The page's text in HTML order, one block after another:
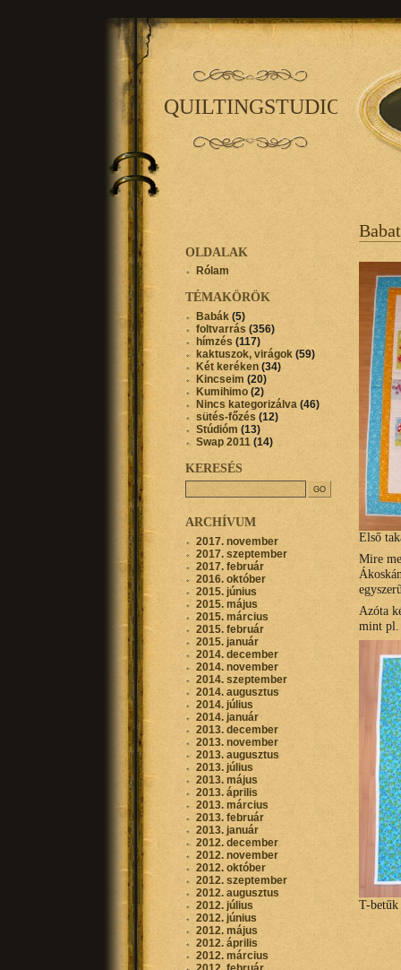
QUILTINGSTUDIO
Első
Mire
Azóta
mint pl.
T-betűk
OLDALAK
Rólam
TÉMAKÖRÖK
Babák (5)
foltvarrás (356)
hímzés (117)
kaktuszok, virágok (59)
Két keréken (34)
Kincseim (20)
Kumihimo (2)
Nincs kategorizálva (46)
sütés-főzés (12)
Stúdióm (13)
Swap 2011 (14)
KERESÉS
ARCHÍVUM
2017. november
2017. szeptember
2017. február
2016. október
2015. június
2015. május
2015. március
2015. február
2015. január
2014. december
2014. november
2014. szeptember
2014. augusztus
2014. július
2014. január
2013. december
2013. november
2013. augusztus
2013. július
2013. május
2013. április
2013. március
2013. február
2013. január
2012. december
2012. november
2012. október
2012. szeptember
2012. augusztus
2012. július
2012. június
2012. május
2012. április
2012. március